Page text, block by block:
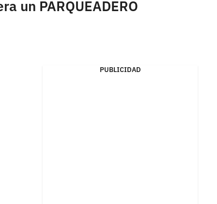
un PARQUEADERO
PUBLICIDAD